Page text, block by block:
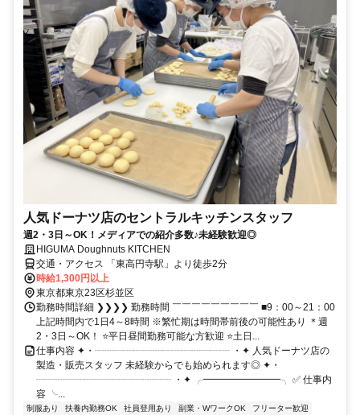
人気ドーナツ店のセントラルキッチンスタッフ
週2・3日～OK！メディアでの紹介多数♪未経験歓迎◎
HIGUMA Doughnuts KITCHEN
交通・アクセス 「東高円寺駅」より徒歩2分
時給1,300円以上
東京都東京23区杉並区
勤務時間詳細 ❯❯❯❯ 勤務時間 ￣￣￣￣￣￣￣￣￣ ■9：00～21：00
上記時間内で1日4～8時間 ※繁忙期は時間帯前後の可能性あり ＊週
2・3日～OK！ ⭐平日昼間勤務可能な方歓迎 ⭐土日...
仕事内容 ✦・┈┈┈┈┈┈┈┈┈┈┈┈┈┈ ・✦ 人気ドーナツ店の
製造・販売スタッフ 未経験からでも始められます◎ ✦・
┈┈┈┈┈┈┈┈┈┈┈┈┈┈ ・✦ ╭━━━━━━━━╮ ✅ 仕事内
容 ╰...
制服あり 扶養内勤務OK 社員登用あり 副業・WワークOK
フリーター歓迎